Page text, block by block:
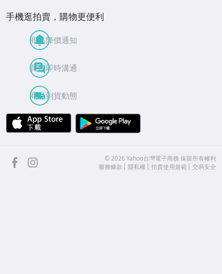
手機逛拍賣，購物更便利
商品降價通知
買賣即時溝通
商品到貨動態
APP Store
facebook ©2026 Yahoo台灣電子商務 保留所有權利
服務條款
隱私權 拍賣使用規範 交易安全